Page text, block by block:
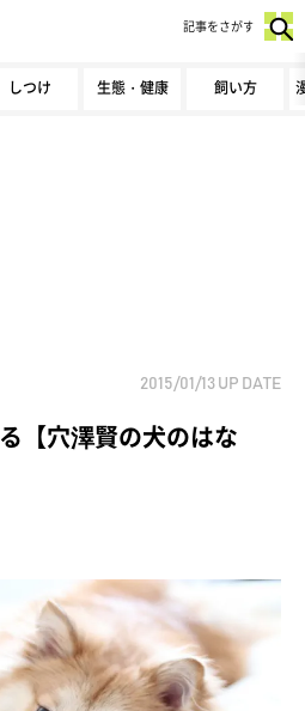
しつけ 生態・健康 飼い方
記事をさがす
2015/01/13 UP DATE
【穴澤賢の犬のはな